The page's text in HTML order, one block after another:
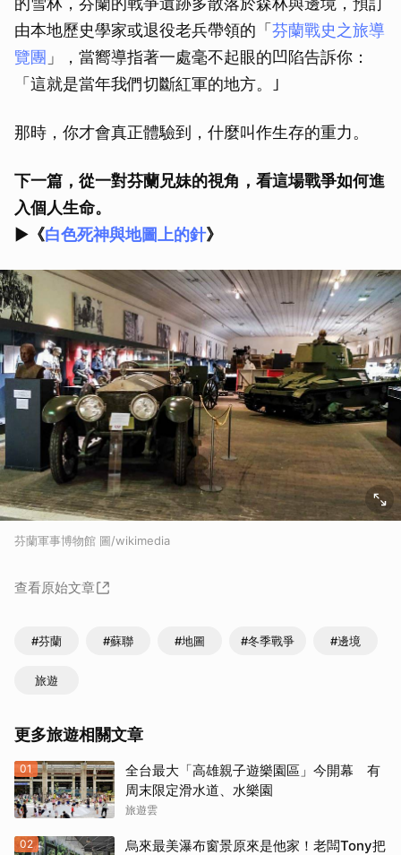
由本地歷史學家或退役老兵帶領的「芬蘭戰史之旅導
覽團 」，當嚮導指著一處毫不起眼的凹陷告訴你：
「這就是當年我們切斷紅軍的地方。｣
那時，你才會真正體驗到，什麼叫作生存的重力。
下一篇，從一對芬蘭兄妹的視角，看這場戰爭如何進
入個人生命。
► 《白色死神與地圖上的針》
芬蘭軍事博物館 圖/wikimedia
查看原始文章
#芬蘭 #蘇聯 #地圖 #冬季戰爭 #邊境
旅遊
更多旅遊相關文章
01
全台最大「高雄親子遊樂園區」今開幕 有
周末限定滑水道、水樂園
旅遊雲
02
烏來最美瀑布窗景原來是他家！老闆Tony把